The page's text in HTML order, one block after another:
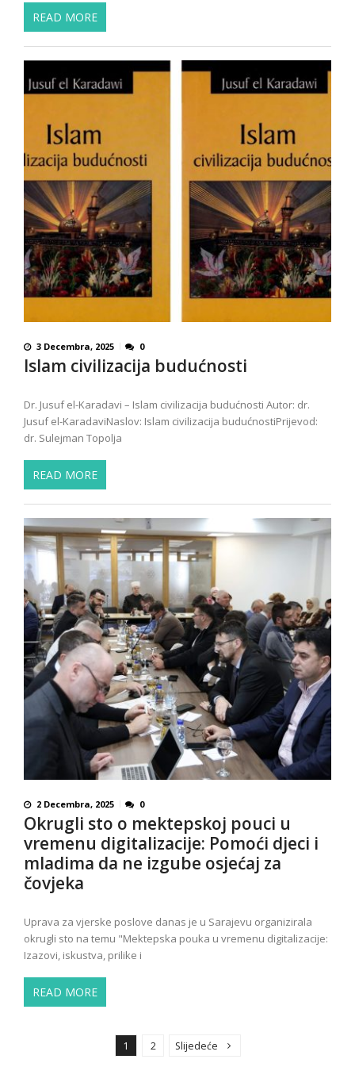
READ MORE
3 Decembra, 2025 0
Islam civilizacija budućnosti
Dr. Jusuf el-Karadavi – Islam civilizacija budućnosti Autor: dr.
Jusuf el-KaradaviNaslov: Islam civilizacija budućnostiPrijevod:
dr. Sulejman Topolja
READ MORE
2 Decembra, 2025 0
Okrugli sto o mektepskoj pouci u
vremenu digitalizacije: Pomoći djeci i
mladima da ne izgube osjećaj za
čovjeka
Uprava za vjerske poslove danas je u Sarajevu organizirala
okrugli sto na temu "Mektepska pouka u vremenu digitalizacije:
Izazovi, iskustva, prilike i
READ MORE
1 2 Slijedeće